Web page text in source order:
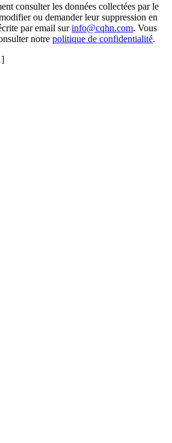
consulter les données collectées par le
ou demander leur suppression en
par email surinfo@cqhn.com. Vous
notre politique de confidentialité.